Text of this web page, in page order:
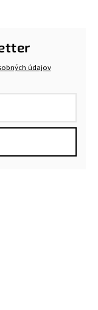
údajov